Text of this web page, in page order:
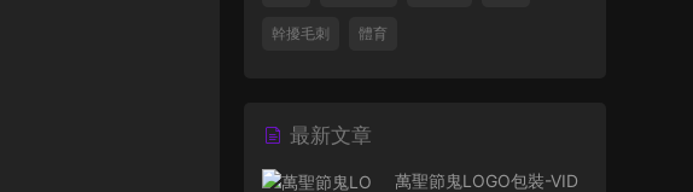
幹擾毛刺 體育
最新文章
萬聖節鬼LOGO包裝-VID